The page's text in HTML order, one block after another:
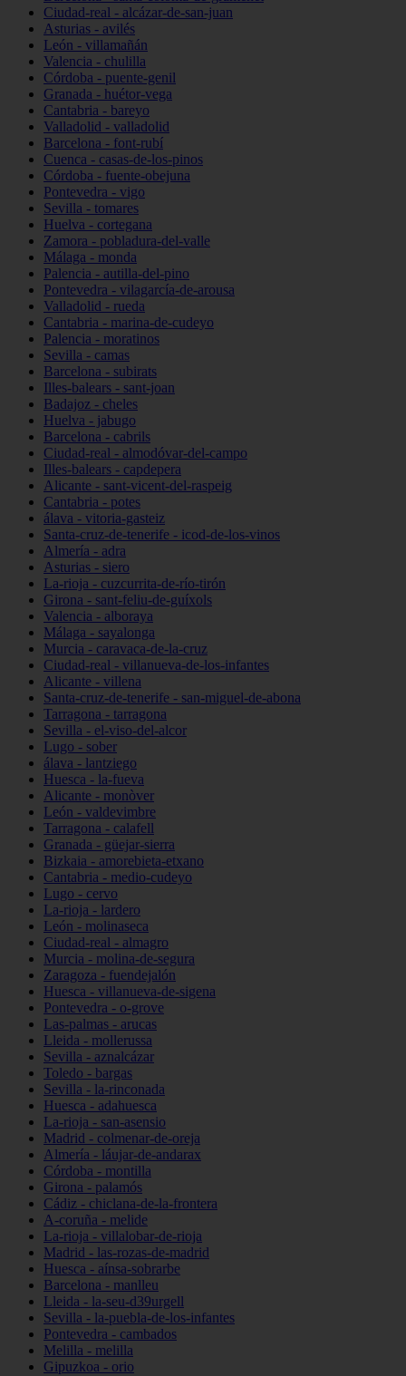
Ciudad-real - alcázar-de-san-juan
Asturias - avilés
León - villamañán
Valencia - chulilla
Córdoba - puente-genil
Granada - huétor-vega
Cantabria - bareyo
Valladolid - valladolid
Barcelona - font-rubí
Cuenca - casas-de-los-pinos
Córdoba - fuente-obejuna
Pontevedra - vigo
Sevilla - tomares
Huelva - cortegana
Zamora - pobladura-del-valle
Málaga - monda
Palencia - autilla-del-pino
Pontevedra - vilagarcía-de-arousa
Valladolid - rueda
Cantabria - marina-de-cudeyo
Palencia - moratinos
Sevilla - camas
Barcelona - subirats
Illes-balears - sant-joan
Badajoz - cheles
Huelva - jabugo
Barcelona - cabrils
Ciudad-real - almodóvar-del-campo
Illes-balears - capdepera
Alicante - sant-vicent-del-raspeig
Cantabria - potes
álava - vitoria-gasteiz
Santa-cruz-de-tenerife - icod-de-los-vinos
Almería - adra
Asturias - siero
La-rioja - cuzcurrita-de-río-tirón
Girona - sant-feliu-de-guíxols
Valencia - alboraya
Málaga - sayalonga
Murcia - caravaca-de-la-cruz
Ciudad-real - villanueva-de-los-infantes
Alicante - villena
Santa-cruz-de-tenerife - san-miguel-de-abona
Tarragona - tarragona
Sevilla - el-viso-del-alcor
Lugo - sober
álava - lantziego
Huesca - la-fueva
Alicante - monòver
León - valdevimbre
Tarragona - calafell
Granada - güejar-sierra
Bizkaia - amorebieta-etxano
Cantabria - medio-cudeyo
Lugo - cervo
La-rioja - lardero
León - molinaseca
Ciudad-real - almagro
Murcia - molina-de-segura
Zaragoza - fuendejalón
Huesca - villanueva-de-sigena
Pontevedra - o-grove
Las-palmas - arucas
Lleida - mollerussa
Sevilla - aznalcázar
Toledo - bargas
Sevilla - la-rinconada
Huesca - adahuesca
La-rioja - san-asensio
Madrid - colmenar-de-oreja
Almería - láujar-de-andarax
Córdoba - montilla
Girona - palamós
Cádiz - chiclana-de-la-frontera
A-coruña - melide
La-rioja - villalobar-de-rioja
Madrid - las-rozas-de-madrid
Huesca - aínsa-sobrarbe
Barcelona - manlleu
Lleida - la-seu-d39urgell
Sevilla - la-puebla-de-los-infantes
Pontevedra - cambados
Melilla - melilla
Gipuzkoa - orio